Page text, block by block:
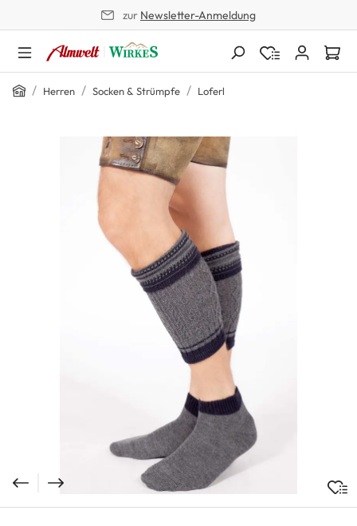
zur Newsletter-Anmeldung
Home
/ Herren / Socken & Strümpfe / Loferl
Bildergalerie überspringen